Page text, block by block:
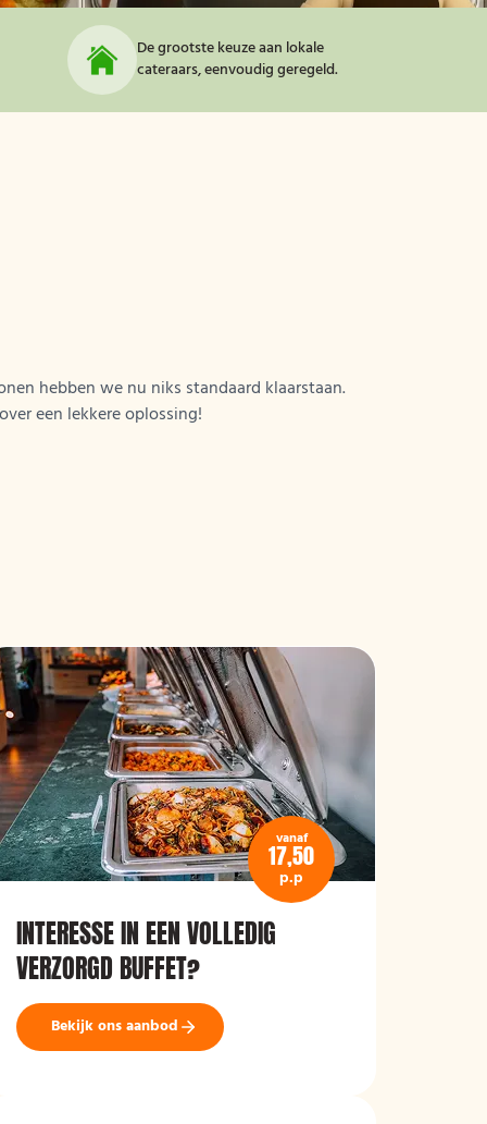
De grootste keuze aan lokale
cateraars, eenvoudig geregeld.
hebben we nu niks standaard klaarstaan.
een lekkere oplossing!
vanaf
17,50
p.p
INTERESSE IN EEN VOLLEDIG
VERZORGD BUFFET?
Bekijk ons aanbod